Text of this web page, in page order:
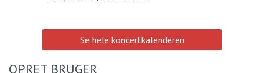
Se hele koncertkalenderen
OPRET BRUGER